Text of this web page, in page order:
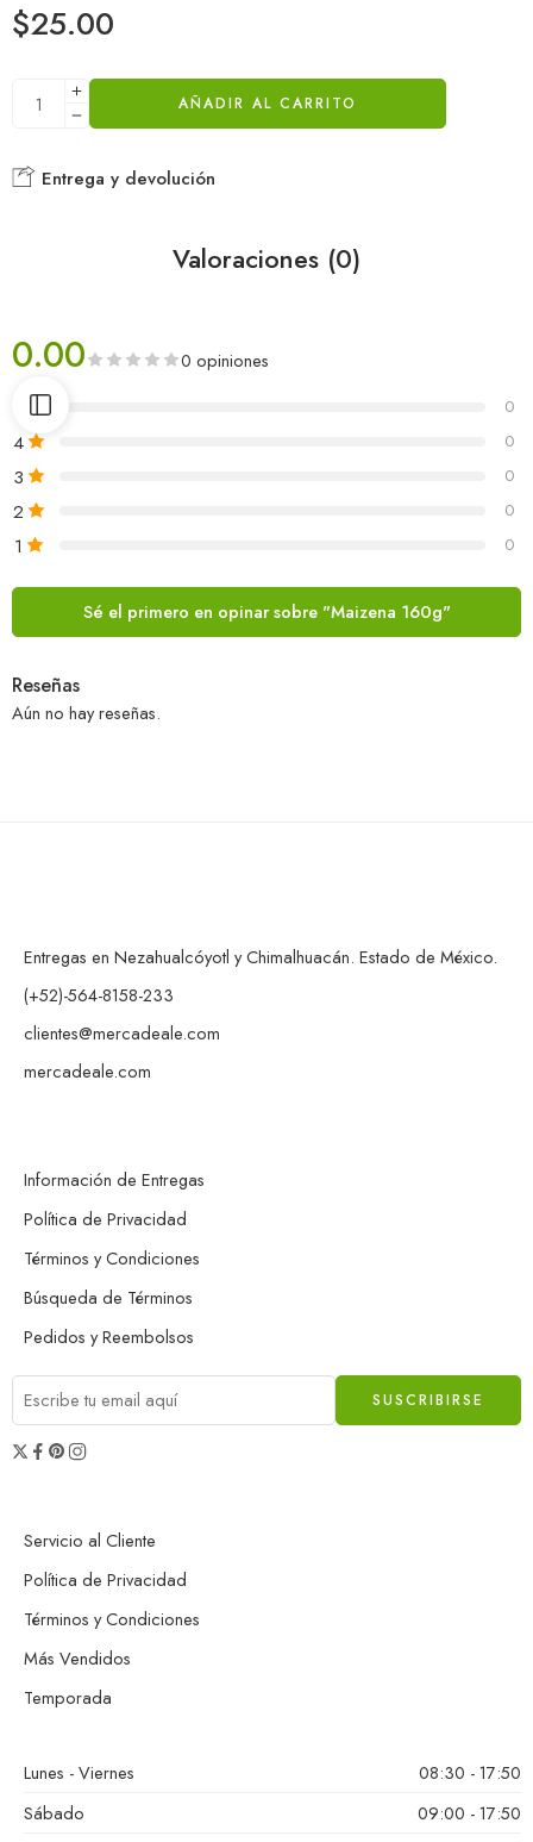
$25.00
AÑADIR AL CARRITO
Entrega y devolución
Valoraciones (0)
0.00 0 opiniones
0
4 0
3 0
2 0
1 0
Sé el primero en opinar sobre "Maizena 160g"
Reseñas
Aún no hay reseñas.
Entregas en Nezahualcóyotl y Chimalhuacán. Estado de México.
(+52)-564-8158-233
clientes@mercadeale.com
mercadeale.com
Información de Entregas
Política de Privacidad
Términos y Condiciones
Búsqueda de Términos
Pedidos y Reembolsos
Servicio al Cliente
Política de Privacidad
Términos y Condiciones
Más Vendidos
Temporada
Lunes - Viernes
08:30 - 17:50
Sábado
09:00 - 17:50